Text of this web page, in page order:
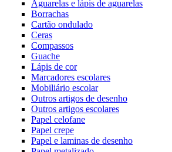
Aguarelas e lápis de aguarelas
Borrachas
Cartão ondulado
Ceras
Compassos
Guache
Lápis de cor
Marcadores escolares
Mobiliário escolar
Outros artigos de desenho
Outros artigos escolares
Papel celofane
Papel crepe
Papel e laminas de desenho